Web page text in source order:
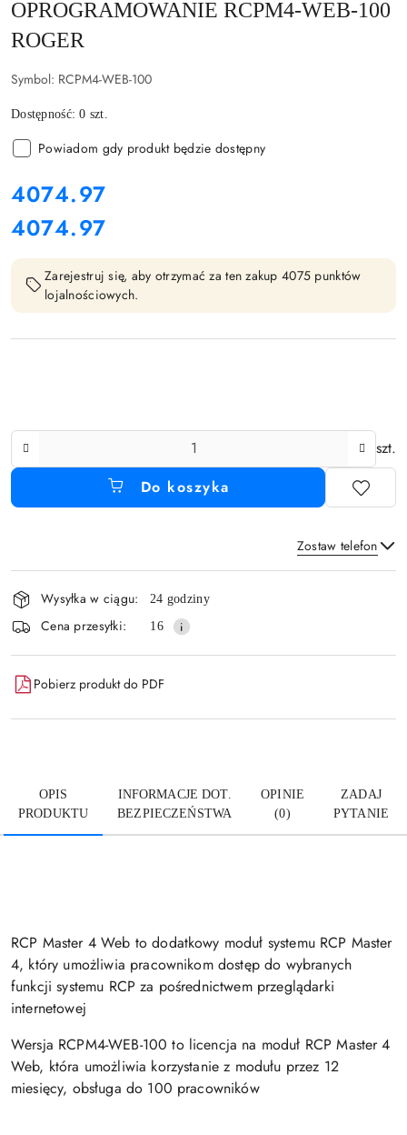
OPROGRAMOWANIE RCPM4-WEB-100
ROGER
Symbol: RCPM4-WEB-100
Dostępność:0 szt.
Powiadom gdy produkt będzie dostępny
cena:
4074.97
Cena:
4074.97
Zarejestruj się, aby otrzymać za ten zakup 4075 punktów
lojalnościowych.
szt.
Do koszyka
Zostaw telefon
Wyślij
i
dostawa
Wysyłka w ciągu: 24 godziny
Cena przesyłki: 16
Pobierz produkt do PDF
OPIS
PRODUKTU
INFORMACJE DOT.
BEZPIECZEŃSTWA
OPINIE
(0)
ZADAJ
PYTANIE
RCP Master 4 Web to dodatkowy moduł systemu RCP Master
4, który umożliwia pracownikom dostęp do wybranych
funkcji systemu RCP za pośrednictwem przeglądarki
internetowej
Wersja RCPM4-WEB-100 to licencja na moduł RCP Master 4
Web, która umożliwia korzystanie z modułu przez 12
miesięcy, obsługa do 100 pracowników